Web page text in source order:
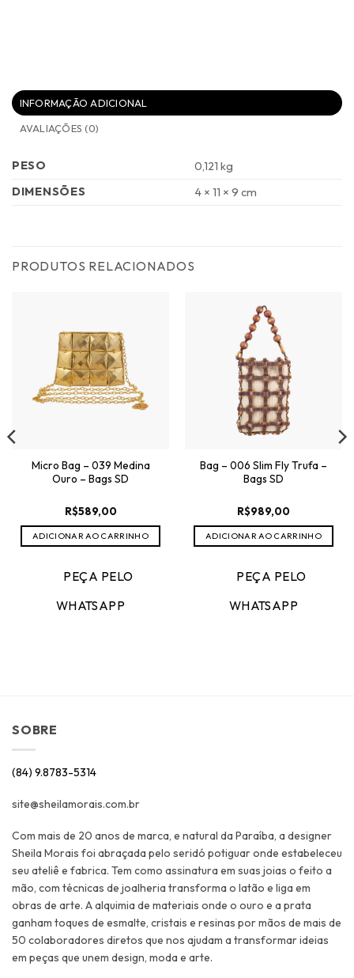
INFORMAÇÃO ADICIONAL
AVALIAÇÕES (0)
PESO
0,121 kg
DIMENSÕES
4 × 11 × 9 cm
PRODUTOS RELACIONADOS
Micro Bag – 039 Medina
Ouro – Bags SD
R$589,00
ADICIONAR AO CARRINHO
PEÇA PELO
WHATSAPP
Bag – 006 Slim Fly Trufa –
Bags SD
R$989,00
ADICIONAR AO CARRINHO
PEÇA PELO
WHATSAPP
SOBRE
(84) 9.8783-5314
site@sheilamorais.com.br
Com mais de 20 anos de marca, e natural da Paraíba, a designer
Sheila Morais foi abraçada pelo seridó potiguar onde estabeleceu
seu ateliê e fabrica. Tem como assinatura em suas joias o feito a
mão, com técnicas de joalheria transforma o latão e liga em
obras de arte. A alquimia de materiais onde o ouro e a prata
ganham toques de esmalte, cristais e resinas por mãos de mais de
50 colaboradores diretos que nos ajudam a transformar ideias
em peças que unem design, moda e arte.